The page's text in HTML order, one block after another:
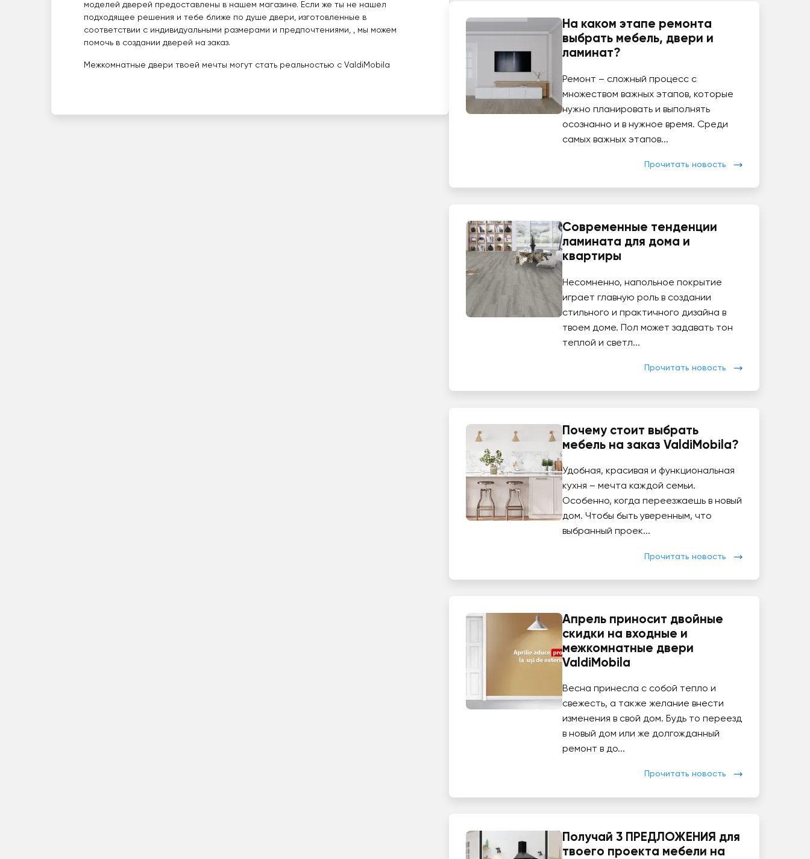
моделей дверей предоставлены в нашем магазине. Если же ты не нашел
подходящее решения и тебе ближе по душе двери, изготовленные в
соответствии с индивидуальными размерами и предпочтениями, , мы можем
помочь в создании дверей на заказ.
Межкомнатные двери твоей мечты могут стать реальностью с ValdiMobila
На каком этапе ремонта
выбрать мебель, двери и
ламинат?
Ремонт – сложный процесс с
множеством важных этапов, которые
нужно планировать и выполнять
осознанно и в нужное время. Среди
самых важных этапов...
Прочитать новость
Современные тенденции
ламината для дома и
квартиры
Несомненно, напольное покрытие
играет главную роль в создании
стильного и практичного дизайна в
твоем доме. Пол может задавать тон
теплой и светл...
Прочитать новость
Почему стоит выбрать
мебель на заказ ValdiMobila?
Удобная, красивая и функциональная
кухня – мечта каждой семьи.
Особенно, когда переезжаешь в новый
дом. Чтобы быть уверенным, что
выбранный проек...
Прочитать новость
Апрель приносит двойные
скидки на входные и
межкомнатные двери
ValdiMobila
Весна принесла с собой тепло и
свежесть, а также желание внести
изменения в свой дом. Будь то переезд
в новый дом или же долгожданный
ремонт в до...
Прочитать новость
Получай 3 ПРЕДЛОЖЕНИЯ для
твоего проекта мебели на